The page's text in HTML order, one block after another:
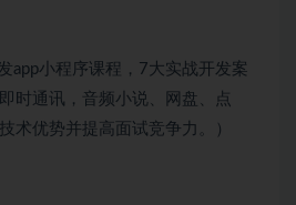
app小程序课程，7大实战开发案
时通讯，音频小说、网盘、点
术优势并提高面试竞争力。）